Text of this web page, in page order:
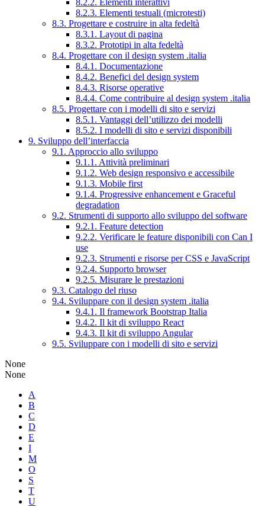
8.2.2. Elementi interattivi
8.2.3. Elementi testuali (microtesti)
8.3. Progettare e costruire in alta fedeltà
8.3.1. Layout di pagina
8.3.2. Prototipi in alta fedeltà
8.4. Progettare con il design system .italia
8.4.1. Documentazione
8.4.2. Benefici del design system
8.4.3. Risorse operative
8.4.4. Come contribuire al design system .italia
8.5. Progettare con i modelli di sito e servizi
8.5.1. Vantaggi dell’utilizzo dei modelli
8.5.2. I modelli di sito e servizi disponibili
9. Sviluppo dell’interfaccia
9.1. Approccio allo sviluppo
9.1.1. Attività preliminari
9.1.2. Web design responsivo e accessibile
9.1.3. Mobile first
9.1.4. Progressive enhancement e Graceful
degradation
9.2. Strumenti di supporto allo sviluppo del software
9.2.1. Feature detection
9.2.2. Verificare le feature disponibili con Can I
use
9.2.3. Strumenti e risorse per CSS e JavaScript
9.2.4. Supporto browser
9.2.5. Misurare le prestazioni
9.3. Catalogo del riuso
9.4. Sviluppare con il design system .italia
9.4.1. Il framework Bootstrap Italia
9.4.2. Il kit di sviluppo React
9.4.3. Il kit di sviluppo Angular
9.5. Sviluppare con i modelli di sito e servizi
None
None
A
B
C
D
E
I
M
O
S
T
U